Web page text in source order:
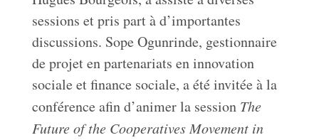
sessions et pris part à d’importantes
discussions. Sope Ogunrinde, gestionnaire
de projet en partenariats en innovation
sociale et finance sociale, a été invitée à la
conférence afin d’animer la session The
Future of the Cooperatives Movement in